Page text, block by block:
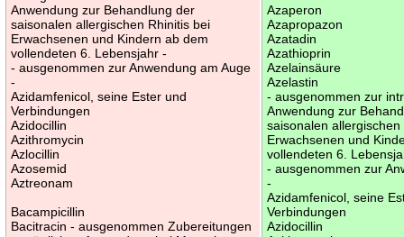
Anwendung zur Behandlung der
saisonalen allergischen Rhinitis bei
Erwachsenen und Kindern ab dem
vollendeten 6. Lebensjahr -
- ausgenommen zur Anwendung am Auge
-
Azidamfenicol, seine Ester und
Verbindungen
Azidocillin
Azithromycin
Azlocillin
Azosemid
Aztreonam
Bacampicillin
Bacitracin - ausgenommen Zubereitungen
Azaperon
Azapropazon
Azatadin
Azathioprin
Azelainsäure
Azelastin
- ausgenommen zur
Anwendung zur
saisonalen
Erwachsenen und
vollendeten 6.
- ausgenommen zur
-
Azidamfenicol, seine
Verbindungen
Azidocillin